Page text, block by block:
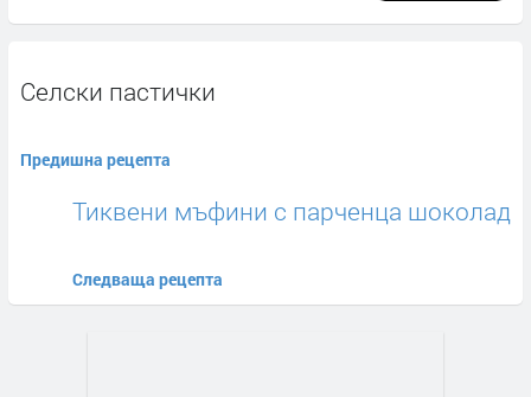
Селски пастички
Предишна рецепта
Тиквени мъфини с парченца шоколад
Следваща рецепта